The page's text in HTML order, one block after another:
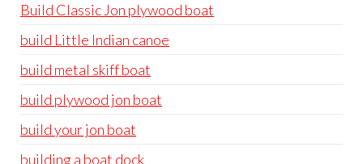
Build Classic Jon plywood boat
build Little Indian canoe
build metal skiff boat
build plywood jon boat
build your jon boat
building a boat dock